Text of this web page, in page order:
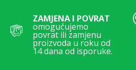
ZAMJENA I POVRAT
omogućujemo
povrat ili zamjenu
proizvoda u roku od
14 dana od isporuke.